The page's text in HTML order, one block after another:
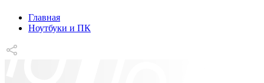
Главная
Ноутбуки и ПК